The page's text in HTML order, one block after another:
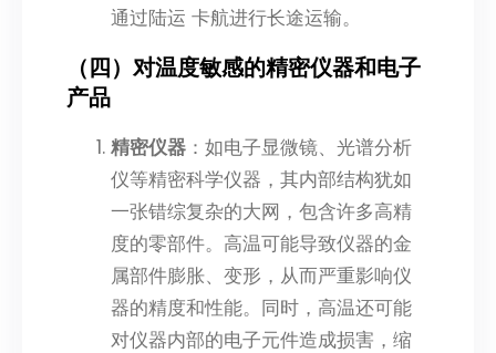
通过陆运 卡航进行长途运输。
（四）对温度敏感的精密仪器和电子
产品
精密仪器 ：如电子显微镜、光谱分析
仪等精密科学仪器，其内部结构犹如
一张错综复杂的大网，包含许多高精
度的零部件。高温可能导致仪器的金
属部件膨胀、变形，从而严重影响仪
器的精度和性能。同时，高温还可能
对仪器内部的电子元件造成损害，缩